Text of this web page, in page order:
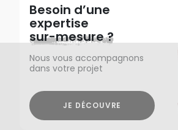
Besoin d’une
expertise
sur-mesure ?
Nous vous accompagnons
dans votre projet
JE DÉCOUVRE